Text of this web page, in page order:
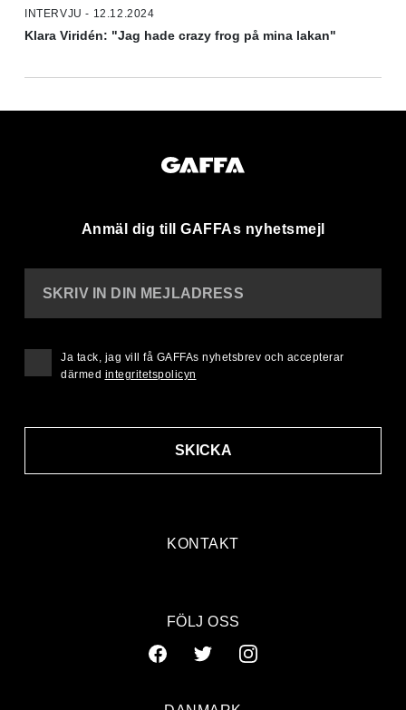
INTERVJU - 12.12.2024
Klara Viridén: "Jag hade crazy frog på mina lakan"
Anmäl dig till GAFFAs nyhetsmejl
KONTAKT
SKRIV IN DIN MEJLADRESS
SKICKA
Ja tack, jag vill få GAFFAs nyhetsbrev och accepterar
därmed integritetspolicyn
FÖLJ OSS